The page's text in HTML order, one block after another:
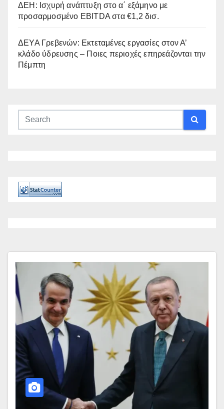
ΔΕΗ: Ισχυρή ανάπτυξη στο α΄ εξάμηνο με
προσαρμοσμένο EBITDA στα €1,2 δισ.
ΔΕΥΑ Γρεβενών: Εκτεταμένες εργασίες στον Α’
κλάδο ύδρευσης – Ποιες περιοχές επηρεάζονται την
Πέμπτη